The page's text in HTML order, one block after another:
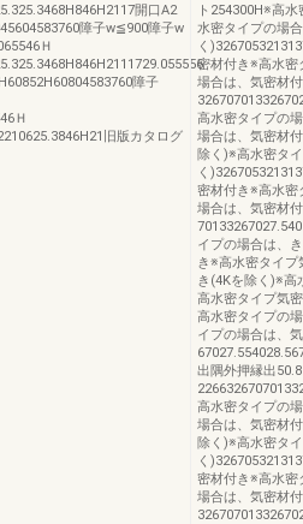
開口A2
障子w≦900障子w
Ｈ
障子
Ｈ
旧版カタログ
ト254300H※高
水密タイプの場
く
密材付き※高水密
場合は、気密材
高水密タイプの
場合は、気密材
除く)※高水密タ
く
密材付き※高水密
場合は、気密材
イプの場合は、
き※高水密タイ
き(4Kを除く)※高
高水密タイプ気
高水密タイプの
イプの場合は、
出隅外押縁出
高水密タイプの
場合は、気密材
除く)※高水密タ
く
密材付き※高水密
場合は、気密材